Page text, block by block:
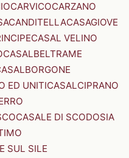
CARVICOCARZANO
CASAGIOVE
CASAL VELINO
CASALBELTRAME
ED UNITICASALCIPRANO
CASALE DI SCODOSIA
SUL SILE